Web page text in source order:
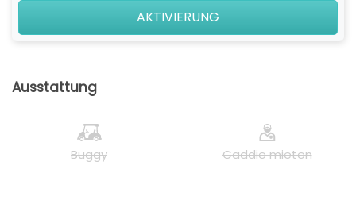
AKTIVIERUNG
Ausstattung
Buggy Caddie mieten